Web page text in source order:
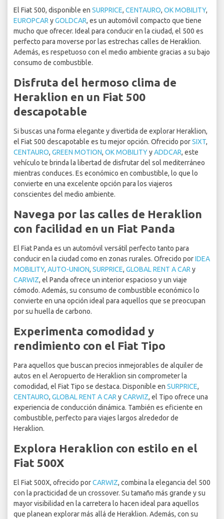
El Fiat 500, disponible en SURPRICE, CENTAURO, OK MOBILITY,
EUROPCAR yGOLDCAR, es un automóvil compacto que tiene
mucho que ofrecer. Ideal para conducir en la ciudad, el 500 es
perfecto para moverse por las estrechas calles de Heraklion.
Además, es respetuoso con el medio ambiente gracias a su bajo
consumo de combustible.
Disfruta del hermoso clima de
Heraklion en un Fiat 500
descapotable
Si buscas una forma elegante y divertida de explorar Heraklion,
el Fiat 500 descapotable es tu mejor opción. Ofrecido porSIXT,
CENTAURO, GREEN MOTION, OK MOBILITYyADDCAR, este
vehículo te brinda la libertad de disfrutar del sol mediterráneo
mientras conduces. Es económico en combustible, lo que lo
convierte en una excelente opción para los viajeros
conscientes del medio ambiente.
Navega por las calles de Heraklion
con facilidad en un Fiat Panda
El Fiat Panda es un automóvil versátil perfecto tanto para
conducir en la ciudad como en zonas rurales. Ofrecido porIDEA
MOBILITY, AUTO-UNION, SURPRICE, GLOBAL RENT A CAR y
CARWIZ, el Panda ofrece un interior espacioso y un viaje
cómodo. Además, su consumo de combustible económico lo
convierte en una opción ideal para aquellos que se preocupan
por su huella de carbono.
Experimenta comodidad y
rendimiento con el Fiat Tipo
Para aquellos que buscan precios inmejorables de alquiler de
autos en el Aeropuerto de Heraklion sin comprometer la
comodidad, el Fiat Tipo se destaca. Disponible en SURPRICE,
CENTAURO, GLOBAL RENT A CAR yCARWIZ, el Tipo ofrece una
experiencia de conducción dinámica. También es eficiente en
combustible, perfecto para viajes largos alrededor de
Heraklion.
Explora Heraklion con estilo en el
Fiat 500X
El Fiat 500X, ofrecido porCARWIZ, combina la elegancia del 500
con la practicidad de un crossover. Su tamaño más grande y su
mayor visibilidad en la carretera lo hacen ideal para aquellos
que planean explorar más allá de Heraklion. Además, con su